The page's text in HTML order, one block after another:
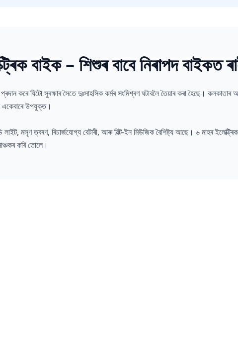
বাইক – শিশুৰ বাবে নিৰাপদ বাইকত
কৰে যিটো সুৰক্ষাৰ সৈতে দুঃসাহসিক কৰ্মৰ সংমিশ্ৰণ ঘটাবলৈ তৈয়াৰ কৰা হৈছে।
একেবাৰে উপযুক্ত।
মসৃণ ত্বৰণ, ৰিচাৰ্জযোগ্য বেটাৰী, আৰু বিল্ট-ইন মিউজিক বৈশিষ্ট্য আছে। ৬ মাহৰ ইলেক্ট্ৰিক
কৰি তোলে।